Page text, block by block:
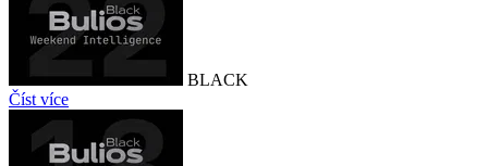
BLACK
Číst více